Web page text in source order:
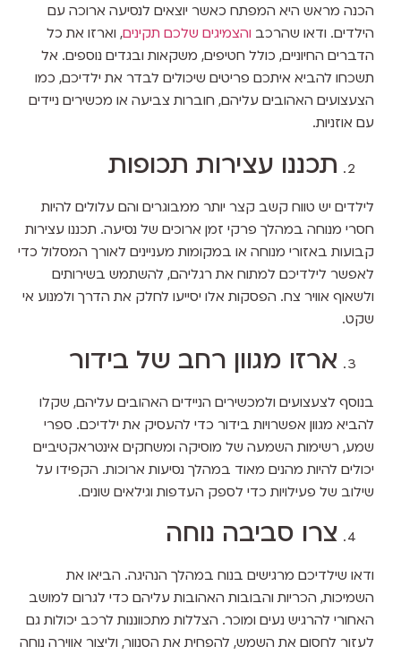
הכנה מראש היא המפתח כאשר יוצאים לנסיעה ארוכה עם
הילדים. ודאו שהרכבוהצמיגים שלכם תקינים, וארזו את כל
הדברים החיוניים, כולל חטיפים, משקאות ובגדים נוספים. אל
תשכחו להביא איתכם פריטים שיכולים לבדר את ילדיכם, כמו
הצעצועים האהובים עליהם, חוברות צביעה או מכשירים ניידים
עם אוזניות.
תכננו עצירות תכופות
לילדים יש טווח קשב קצר יותר ממבוגרים והם עלולים להיות
חסרי מנוחה במהלך פרקי זמן ארוכים של נסיעה. תכננו עצירות
קבועות באזורי מנוחה או במקומות מעניינים לאורך המסלול כדי
לאפשר לילדיכם למתוח את רגליהם, להשתמש בשירותים
ולשאוף אוויר צח. הפסקות אלו יסייעו לחלק את הדרך ולמנוע אי
שקט.
ארזו מגוון רחב של בידור
בנוסף לצעצועים ולמכשירים הניידים האהובים עליהם, שקלו
להביא מגוון אפשרויות בידור כדי להעסיק את ילדיכם. ספרי
שמע, רשימות השמעה של מוסיקה ומשחקים אינטראקטיביים
יכולים להיות מהנים מאוד במהלך נסיעות ארוכות. הקפידו על
שילוב של פעילויות כדי לספק העדפות וגילאים שונים.
צרו סביבה נוחה
ודאו שילדיכם מרגישים בנוח במהלך הנהיגה. הביאו את
השמיכות, הכריות והבובות האהובות עליהם כדי לגרום למושב
האחורי להרגיש נעים ומוכר. הצללות מתכווננות לרכב יכולות גם
לעזור לחסום את השמש, להפחית את הסנוור, וליצור אווירה נוחה